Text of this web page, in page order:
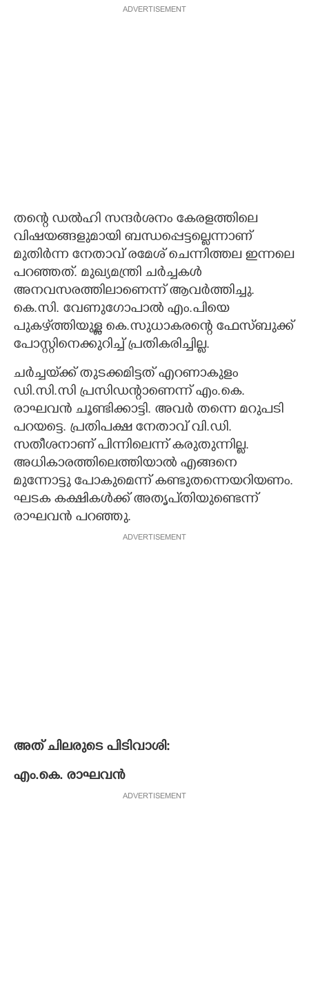
ADVERTISEMENT
തന്റെ ഡൽഹി സന്ദർശനം കേരളത്തിലെ
വിഷയങ്ങളുമായി ബന്ധപ്പെട്ടല്ലെന്നാണ്
മുതി‌ർന്ന നേതാവ് രമേശ് ചെന്നിത്തല ഇന്നലെ
പറഞ്ഞത്. മുഖ്യമന്ത്രി ചർച്ചകൾ
അനവസരത്തിലാണെന്ന് ആവർത്തിച്ചു.
കെ.സി. വേണുഗോപാൽ എം.പിയെ
പുകഴ്‌ത്തിയുള്ള കെ.സുധാകരന്റെ ഫേസ്ബുക്ക്
പോസ്റ്റിനെക്കുറിച്ച് പ്രതികരിച്ചില്ല.
ചർച്ചയ്‌ക്ക് തുടക്കമിട്ടത് എറണാകുളം
ഡി.സി.സി പ്രസിഡന്റാണെന്ന് എം.കെ.
രാഘവൻ ചൂണ്ടിക്കാട്ടി. അവർ തന്നെ മറുപടി
പറയട്ടെ. പ്രതിപക്ഷ നേതാവ് വി.ഡി.
സതീശനാണ് പിന്നിലെന്ന് കരുതുന്നില്ല.
അധികാരത്തിലെത്തിയാൽ എങ്ങനെ
മുന്നോട്ടു പോകുമെന്ന് കണ്ടുതന്നെയറിയണം.
ഘടക കക്ഷികൾക്ക് അതൃപ്‌തിയുണ്ടെന്ന്
രാഘവൻ പറഞ്ഞു.
ADVERTISEMENT
അത് ചിലരുടെ പിടിവാശി:
എം.കെ. രാഘവൻ
ADVERTISEMENT